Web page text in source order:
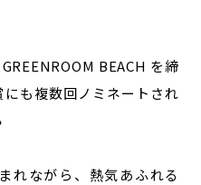
BEACH を締
も複数回ノミネートされ
れながら、熱気あふれる